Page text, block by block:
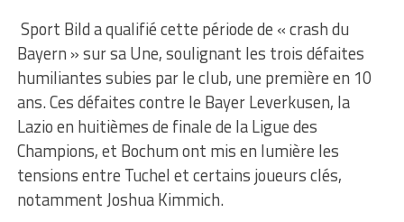
Sport Bild a qualifié cette période de « crash du
Bayern » sur sa Une, soulignant les trois défaites
humiliantes subies par le club, une première en 10
ans. Ces défaites contre le Bayer Leverkusen, la
Lazio en huitièmes de finale de la Ligue des
Champions, et Bochum ont mis en lumière les
tensions entre Tuchel et certains joueurs clés,
notamment Joshua Kimmich.